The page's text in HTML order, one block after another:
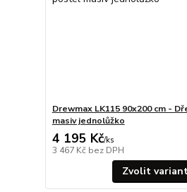
Drewmax LK115 90x200 cm -
masiv jednolůžko
4 195 Kč/ks
3 467 Kč bez DPH
Zvolit